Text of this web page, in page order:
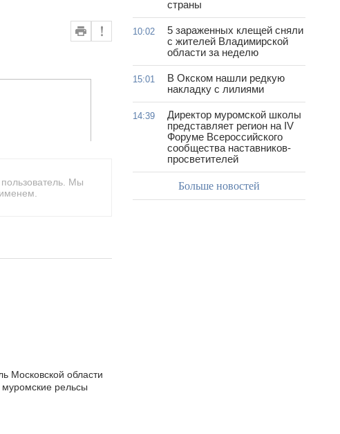
Мы
Московской области
муромские рельсы
страны
10:02
5 зараженных клещей сняли
с жителей Владимирской
области за неделю
15:01
В Окском нашли редкую
накладку с лилиями
14:39
Директор муромской школы
представляет регион на IV
Форуме Всероссийского
сообщества наставников-
просветителей
Больше новостей